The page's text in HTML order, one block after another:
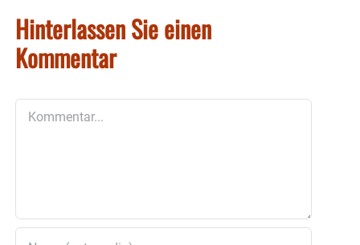
Hinterlassen Sie einen
Kommentar